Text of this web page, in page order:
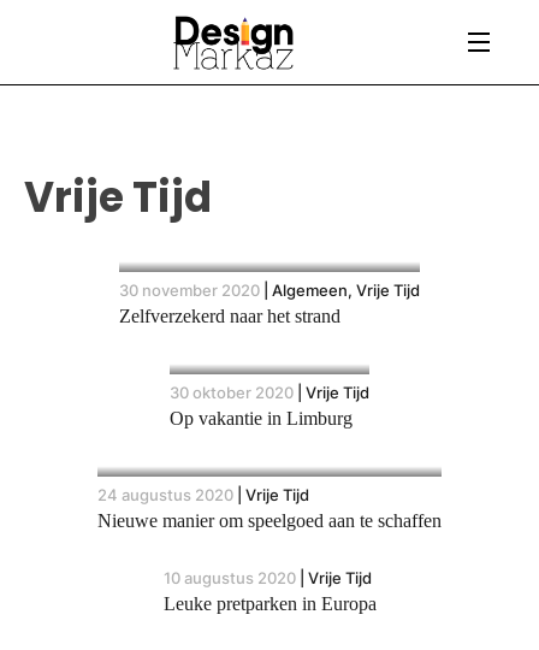
Vrije Tijd
30 november 2020 Algemeen, Vrije Tijd
Zelfverzekerd naar het strand
30 oktober 2020 Vrije Tijd
Op vakantie in Limburg
24 augustus 2020 Vrije Tijd
Nieuwe manier om speelgoed aan te schaffen
10 augustus 2020| Vrije Tijd
Leuke pretparken in Europa